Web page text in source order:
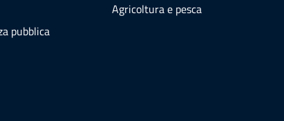
pubblica
Agricoltura e pesca